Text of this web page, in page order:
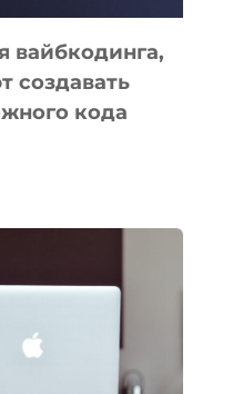
вайбкодинга,
создавать
кода